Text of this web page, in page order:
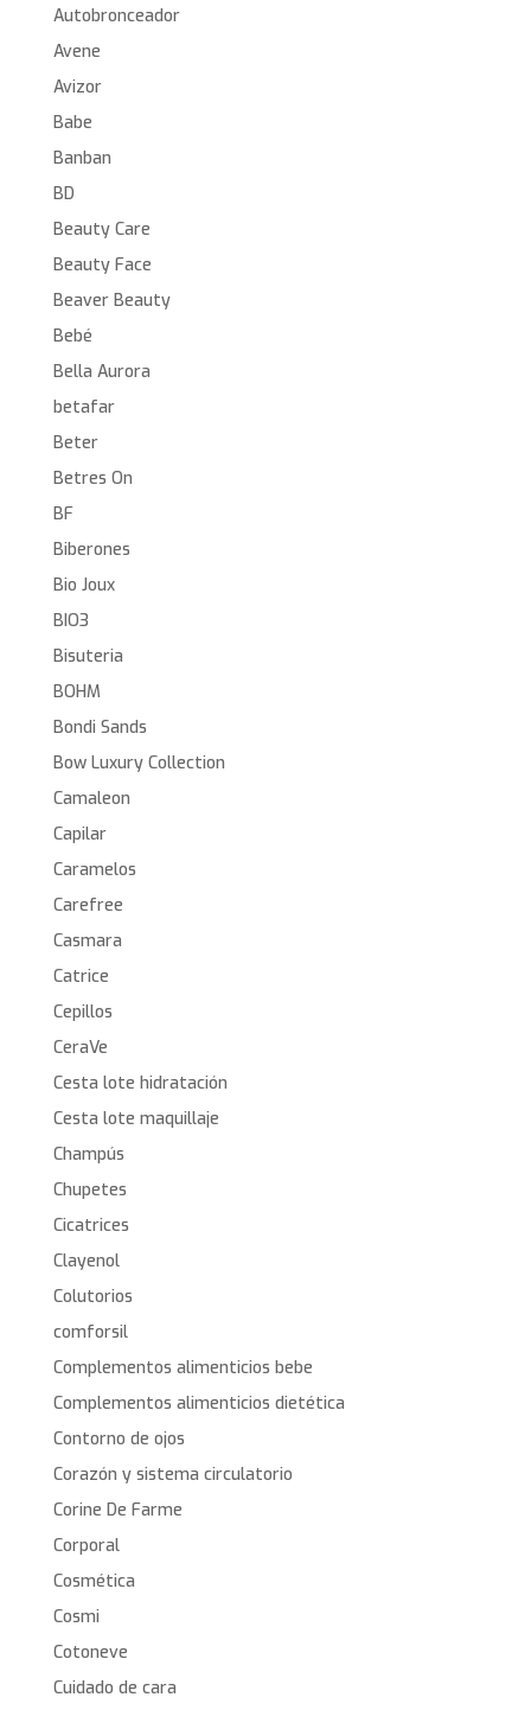
Autobronceador
Avene
Avizor
Babe
Banban
BD
Beauty Care
Beauty Face
Beaver Beauty
Bebé
Bella Aurora
betafar
Beter
Betres On
BF
Biberones
Bio Joux
BIO3
Bisuteria
BOHM
Bondi Sands
Bow Luxury Collection
Camaleon
Capilar
Caramelos
Carefree
Casmara
Catrice
Cepillos
CeraVe
Cesta lote hidratación
Cesta lote maquillaje
Champús
Chupetes
Cicatrices
Clayenol
Colutorios
comforsil
Complementos alimenticios bebe
Complementos alimenticios dietética
Contorno de ojos
Corazón y sistema circulatorio
Corine De Farme
Corporal
Cosmética
Cosmi
Cotoneve
Cuidado de cara